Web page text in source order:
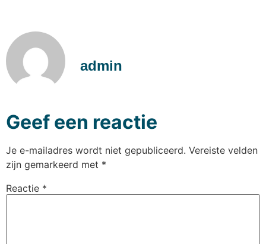
admin
Geef een reactie
Je e-mailadres wordt niet gepubliceerd. Vereiste velden
zijn gemarkeerd met *
Reactie *